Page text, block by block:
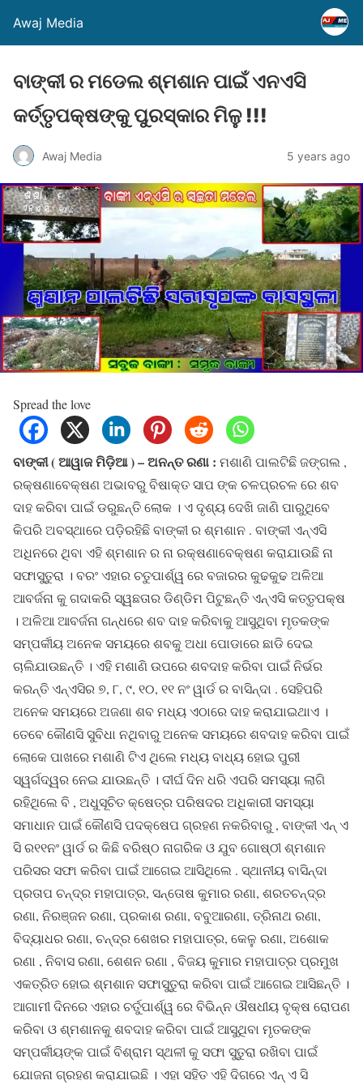
Awaj Media
ବାଙ୍କୀ ର ମଡେଲ ଶ୍ମଶାନ ପାଇଁ ଏନଏସି
କର୍ତ୍ତୃପକ୍ଷଙ୍କୁ ପୁରସ୍କାର ମିଳୁ !!!
Awaj Media 5 years ago
Spread the love
ବାଙ୍କୀ ( ଆୱାଜ ମିଡ଼ିଆ ) – ଅନନ୍ତ ରଣା : ମଶାଣି ପାଲଟିଛି ଜଙ୍ଗଲ ,
ରକ୍ଷଣାବେକ୍ଷଣ ଅଭାବରୁ ବିଷାକ୍ତ ସାପ ଙ୍କ ଚଳପ୍ରଚଳ ରେ ଶବ
ଦାହ କରିବା ପାଇଁ ଡରୁଛନ୍ତି ଲୋକ । ଏ ଦୃଶ୍ୟ ଦେଖି ଜାଣି ପାରୁଥିବେ
କିପରି ଅବସ୍ଥାରେ ପଡ଼ିରହିଛି ବାଙ୍କୀ ର ଶ୍ମଶାନ . ବାଙ୍କୀ ଏନ୍ଏସି
ଅଧିନରେ ଥିବା ଏହି ଶ୍ମଶାନ ର ନା ରକ୍ଷଣାବେକ୍ଷଣ କରାଯାଉଛି ନା
ସଫାସୁତୁରା । ବରଂ ଏହାର ଚତୁପାର୍ଶ୍ୱ ରେ ବଜାରର କୁଢକୁଢ ଅଳିଆ
ଆବର୍ଜନା କୁ ଗଦାକରି ସ୍ୱଛତାର ଡିଣ୍ଡିମ ପିଟୁଛନ୍ତି ଏନ୍ଏସି କତ୍ତୃପକ୍ଷ
। ଅଳିଆ ଆବର୍ଜନା ଗନ୍ଧରେ ଶବ ଦାହ କରିବାକୁ ଆସୁଥିବା ମୃତକଙ୍କ
ସମ୍ପର୍କୀୟ ଅନେକ ସମୟରେ ଶବକୁ ଅଧା ପୋଡାରେ ଛାଡି ଦେଇ
ଚାଲିଯାଉଛନ୍ତି । ଏହି ମଶାଣି ଉପରେ ଶବଦାହ କରିବା ପାଇଁ ନିର୍ଭର
କରନ୍ତି ଏନ୍ଏସିର ୭, ୮, ୯, ୧୦, ୧୧ ନଂ ୱାର୍ଡ ର ବାସିନ୍ଦା . ସେହିପରି
ଅନେକ ସମୟରେ ଅଜଣା ଶବ ମଧ୍ୟ ଏଠାରେ ଦାହ କରାଯାଇଥାଏ ।
ତେବେ କୌଣସି ସୁବିଧା ନଥିବାରୁ ଅନେକ ସମୟରେ ଶବଦାହ କରିବା ପାଇଁ
ଲୋକେ ପାଖରେ ମଶାଣି ଟିଏ ଥିଲେ ମଧ୍ୟ ବାଧ୍ୟ ହୋଇ ପୁରୀ
ସ୍ୱର୍ଗଦ୍ୱର ନେଇ ଯାଉଛନ୍ତି । ଦୀର୍ଘ ଦିନ ଧରି ଏପରି ସମସ୍ୟା ଲାଗି
ରହିଥିଲେ ବି , ଅଧୁସୂଚିତ କ୍ଷେତ୍ର ପରିଷଦର ଅଧିକାରୀ ସମସ୍ୟା
ସମାଧାନ ପାଇଁ କୌଣସି ପଦକ୍ଷେପ ଗ୍ରହଣ ନକରିବାରୁ , ବାଙ୍କୀ ଏନ୍ ଏ
ସି ର୧୧ନଂ ୱାର୍ଡ ର କିଛି ବରିଷ୍ଠ ନାଗରିକ ଓ ଯୁବ ଗୋଷ୍ଠୀ ଶ୍ମଶାନ
ପରିସର ସଫା କରିବା ପାଇଁ ଆଗେଇ ଆସିଥିଲେ . ସ୍ଥାନୀୟ ବାସିନ୍ଦା
ପ୍ରତାପ ଚନ୍ଦ୍ର ମହାପାତ୍ର, ସନ୍ତୋଷ କୁମାର ରଣା, ଶରତଚନ୍ଦ୍ର
ରଣା, ନିରଞ୍ଜନ ରଣା, ପ୍ରକାଶ ରଣା, ବବୁଆରଣା, ତ୍ରିନାଥ ରଣା,
ବିଦ୍ୟାଧର ରଣା, ଚନ୍ଦ୍ର ଶେଖର ମହାପାତ୍ର, କେଳୁ ରଣା, ଅଶୋକ
ରଣା , ନିବାସ ରଣା, ଶେଶନ ରଣା , ବିଜୟ କୁମାର ମହାପାତ୍ର ପ୍ରମୁଖ
ଏକତ୍ରିତ ହୋଇ ଶ୍ମଶାନ ସଫାସୁତୁରା କରିବା ପାଇଁ ଆଗେଇ ଆସିଛନ୍ତି ।
ଆଗାମୀ ଦିନରେ ଏହାର ଚର୍ତୁପାର୍ଶ୍ୱ ରେ ବିଭିନ୍ନ ଔଷଧୀୟ ବୃକ୍ଷ ରୋପଣ
କରିବା ଓ ଶ୍ମଶାନକୁ ଶବଦାହ କରିବା ପାଇଁ ଆସୁଥିବା ମୃତକଙ୍କ
ସମ୍ପର୍କୀୟଙ୍କ ପାଇଁ ବିଶ୍ରାମ ସ୍ଥଳୀ କୁ ସଫା ସୁତୁରା ରଖିବା ପାଇଁ
ଯୋଜନା ଗ୍ରହଣ କରାଯାଇଛି । ଏହା ସହିତ ଏହି ଦିଗରେ ଏନ୍ ଏ ସି